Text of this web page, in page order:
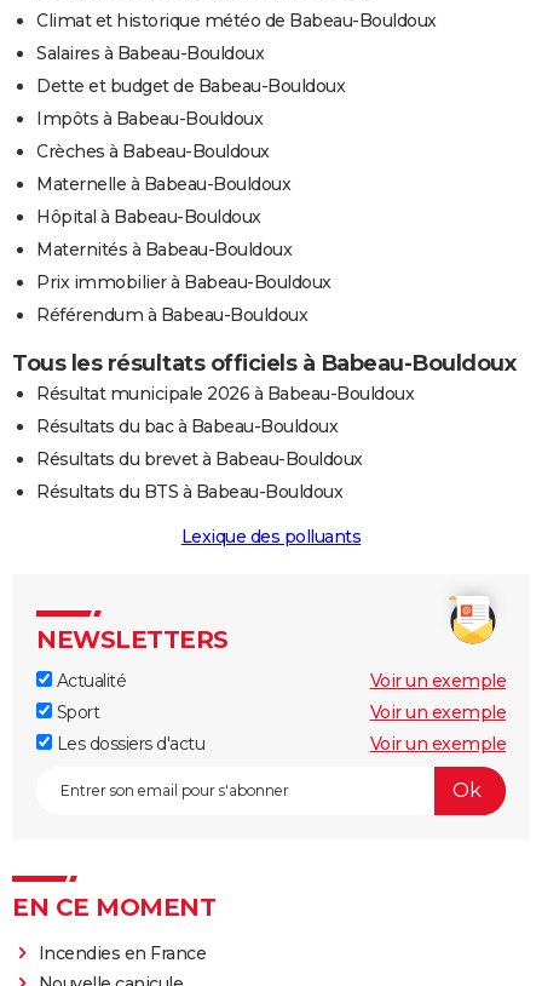
Climat et historique météo de Babeau-Bouldoux
Salaires à Babeau-Bouldoux
Dette et budget de Babeau-Bouldoux
Impôts à Babeau-Bouldoux
Crèches à Babeau-Bouldoux
Maternelle à Babeau-Bouldoux
Hôpital à Babeau-Bouldoux
Maternités à Babeau-Bouldoux
Prix immobilier à Babeau-Bouldoux
Référendum à Babeau-Bouldoux
Tous les résultats officiels à Babeau-Bouldoux
Résultat municipale 2026 à Babeau-Bouldoux
Résultats du bac à Babeau-Bouldoux
Résultats du brevet à Babeau-Bouldoux
Résultats du BTS à Babeau-Bouldoux
Lexique des polluants
NEWSLETTERS
Actualité
Voir un exemple
Sport
Voir un exemple
Les dossiers d'actu
Voir un exemple
EN CE MOMENT
Incendies en France